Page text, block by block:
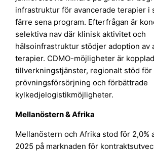
infrastruktur för avancerade terapier i
färre sena program. Efterfrågan är
selektiva nav där klinisk aktivitet och
hälsoinfrastruktur stödjer adoption av
terapier. CDMO-möjligheter är
tillverkningstjänster, regionalt stöd för
prövningsförsörjning och förbättrade
kylkedjelogistikmöjligheter.
Mellanöstern & Afrika
Mellanöstern och Afrika stod för 2,0%
2025 på marknaden för